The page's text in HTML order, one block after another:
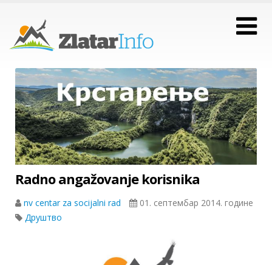
Radno angažovanje korisnika
nv centar za socijalni rad
01. септембар 2014. године
Друштво